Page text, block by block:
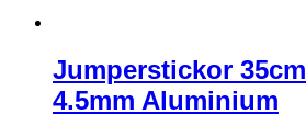
Jumperstickor 35cm
4.5mm Aluminium